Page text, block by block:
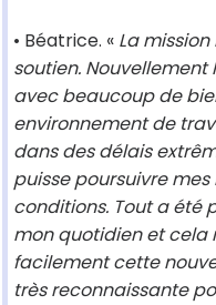
• Béatrice. « La
soutien. Nouvellement
avec beaucoup de
environnement de
dans des délais
puisse poursuivre
conditions. Tout a été
mon quotidien et
facilement cette
très reconnaissante